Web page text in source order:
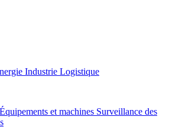
Industrie Logistique
Équipements et machines Surveillance des